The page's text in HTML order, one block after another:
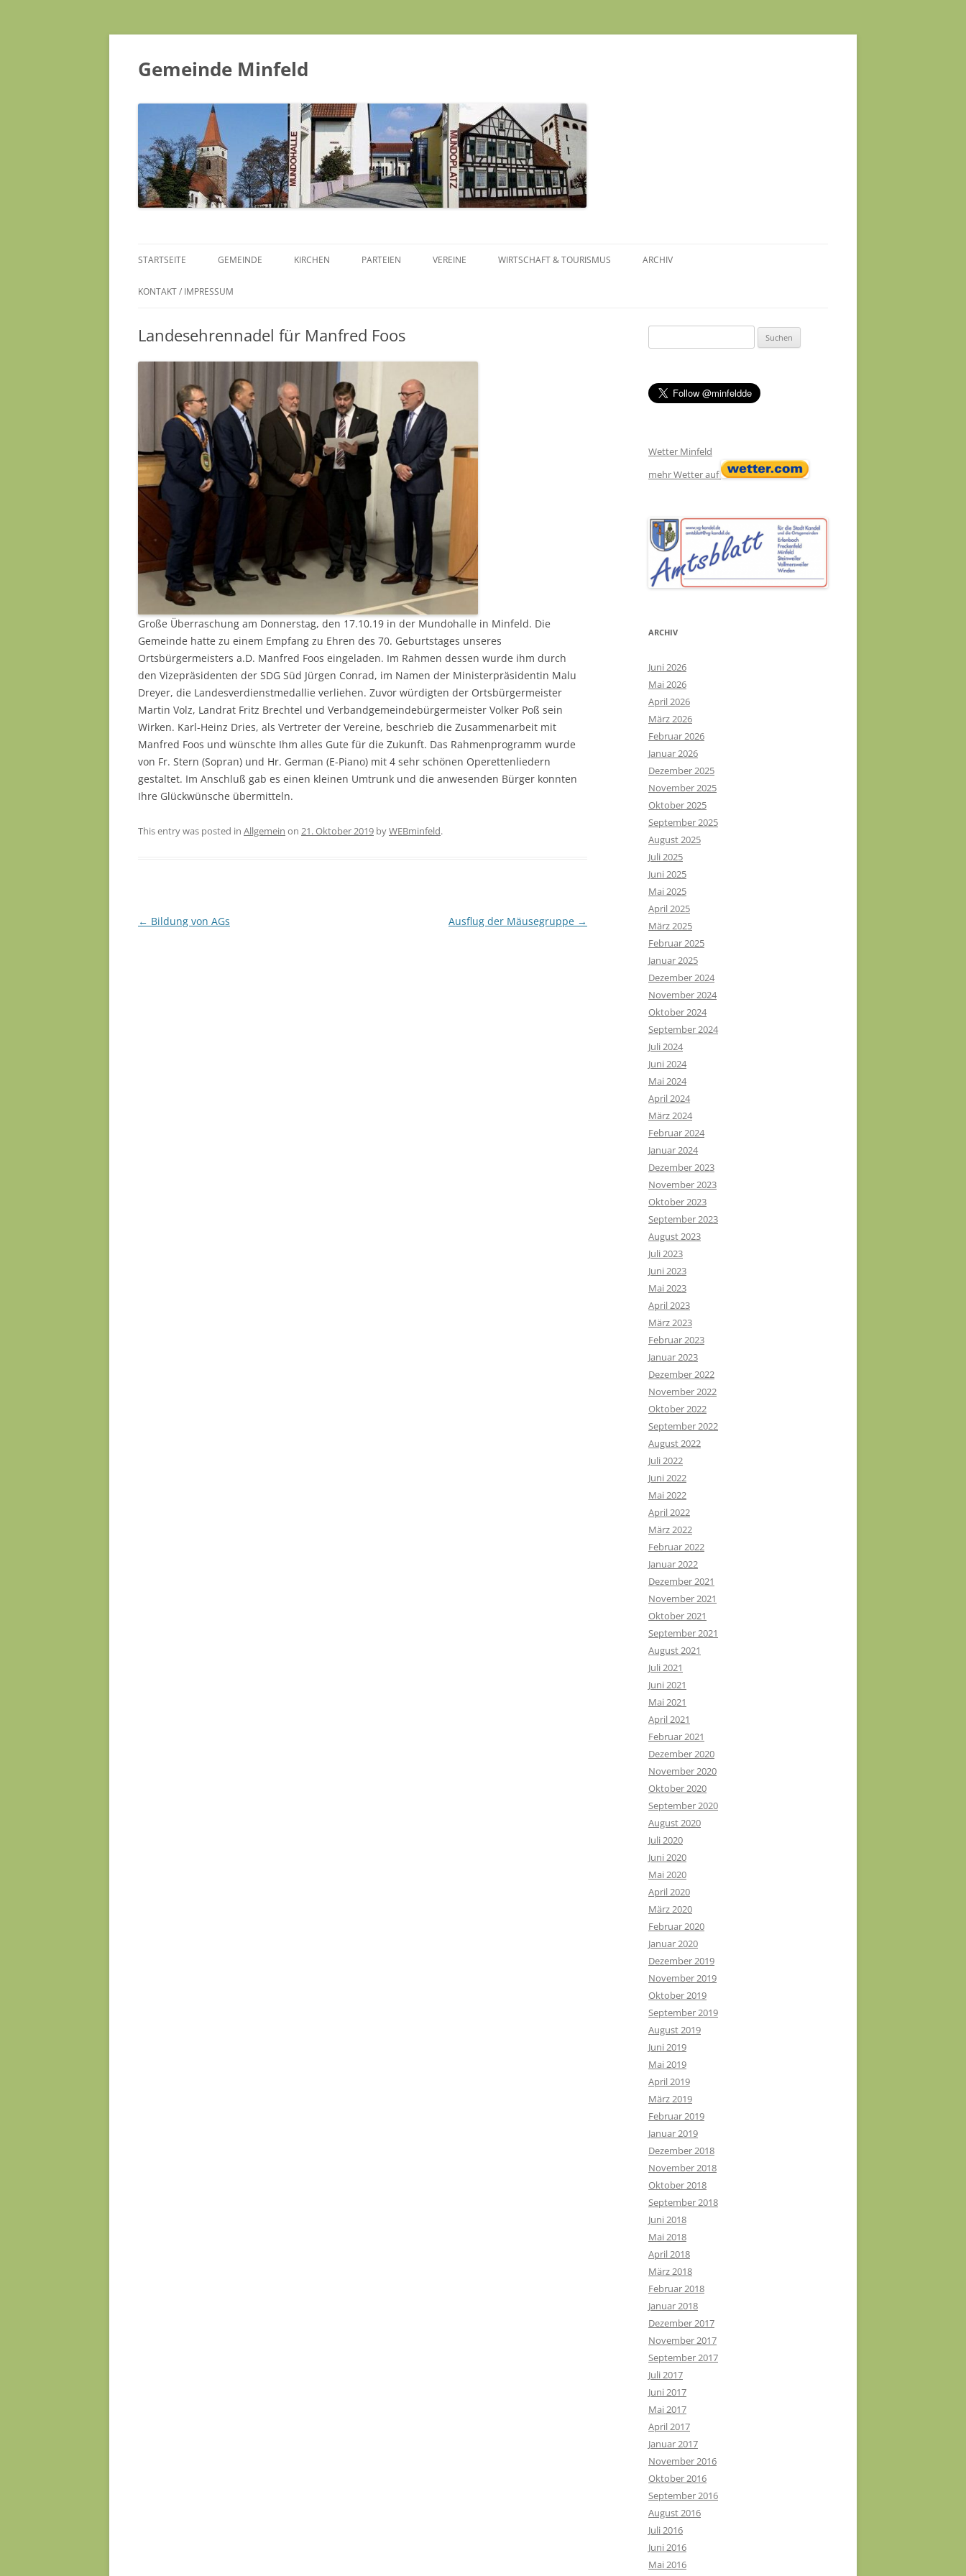
Gemeinde Minfeld
STARTSEITE GEMEINDE KIRCHEN PARTEIEN VEREINE WIRTSCHAFT & TOURISMUS ARCHIV
KONTAKT / IMPRESSUM
Landesehrennadel für Manfred Foos
Große Überraschung am Donnerstag, den 17.10.19 in der Mundohalle in Minfeld. Die
Gemeinde hatte zu einem Empfang zu Ehren des 70. Geburtstages unseres
Ortsbürgermeisters a.D. Manfred Foos eingeladen. Im Rahmen dessen wurde ihm durch
den Vizepräsidenten der SDG Süd Jürgen Conrad, im Namen der Ministerpräsidentin Malu
Dreyer, die Landesverdienstmedallie verliehen. Zuvor würdigten der Ortsbürgermeister
Martin Volz, Landrat Fritz Brechtel und Verbandgemeindebürgermeister Volker Poß sein
Wirken. Karl-Heinz Dries, als Vertreter der Vereine, beschrieb die Zusammenarbeit mit
Manfred Foos und wünschte Ihm alles Gute für die Zukunft. Das Rahmenprogramm wurde
von Fr. Stern (Sopran) und Hr. German (E-Piano) mit 4 sehr schönen Operettenliedern
gestaltet. Im Anschluß gab es einen kleinen Umtrunk und die anwesenden Bürger konnten
Ihre Glückwünsche übermitteln.
This entry was posted in Allgemein on 21. Oktober 2019 byWEBminfeld.
Post navigation
← Bildung von AGs Ausflug der Mäusegruppe →
nach:
Wetter Minfeld
mehr Wetter auf
ARCHIV
Juni 2026
Mai 2026
April 2026
März 2026
Februar 2026
Januar 2026
Dezember 2025
November 2025
Oktober 2025
September 2025
August 2025
Juli 2025
Juni 2025
Mai 2025
April 2025
März 2025
Februar 2025
Januar 2025
Dezember 2024
November 2024
Oktober 2024
September 2024
Juli 2024
Juni 2024
Mai 2024
April 2024
März 2024
Februar 2024
Januar 2024
Dezember 2023
November 2023
Oktober 2023
September 2023
August 2023
Juli 2023
Juni 2023
Mai 2023
April 2023
März 2023
Februar 2023
Januar 2023
Dezember 2022
November 2022
Oktober 2022
September 2022
August 2022
Juli 2022
Juni 2022
Mai 2022
April 2022
März 2022
Februar 2022
Januar 2022
Dezember 2021
November 2021
Oktober 2021
September 2021
August 2021
Juli 2021
Juni 2021
Mai 2021
April 2021
Februar 2021
Dezember 2020
November 2020
Oktober 2020
September 2020
August 2020
Juli 2020
Juni 2020
Mai 2020
April 2020
März 2020
Februar 2020
Januar 2020
Dezember 2019
November 2019
Oktober 2019
September 2019
August 2019
Juni 2019
Mai 2019
April 2019
März 2019
Februar 2019
Januar 2019
Dezember 2018
November 2018
Oktober 2018
September 2018
Juni 2018
Mai 2018
April 2018
März 2018
Februar 2018
Januar 2018
Dezember 2017
November 2017
September 2017
Juli 2017
Juni 2017
Mai 2017
April 2017
Januar 2017
November 2016
Oktober 2016
September 2016
August 2016
Juli 2016
Juni 2016
Mai 2016